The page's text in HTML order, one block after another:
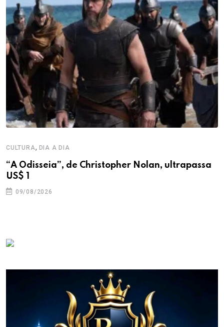
CULTURA, DIA A DIA
“A Odisseia”, de Christopher Nolan, ultrapassa
US$ 1
09/08/2026